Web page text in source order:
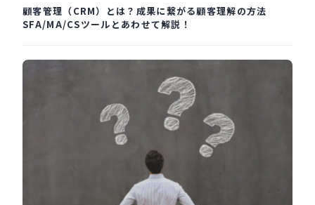
顧客管理（CRM）とは？成果に繋がる顧客理解の方法
SFA/MA/CSツールとあわせて解説！